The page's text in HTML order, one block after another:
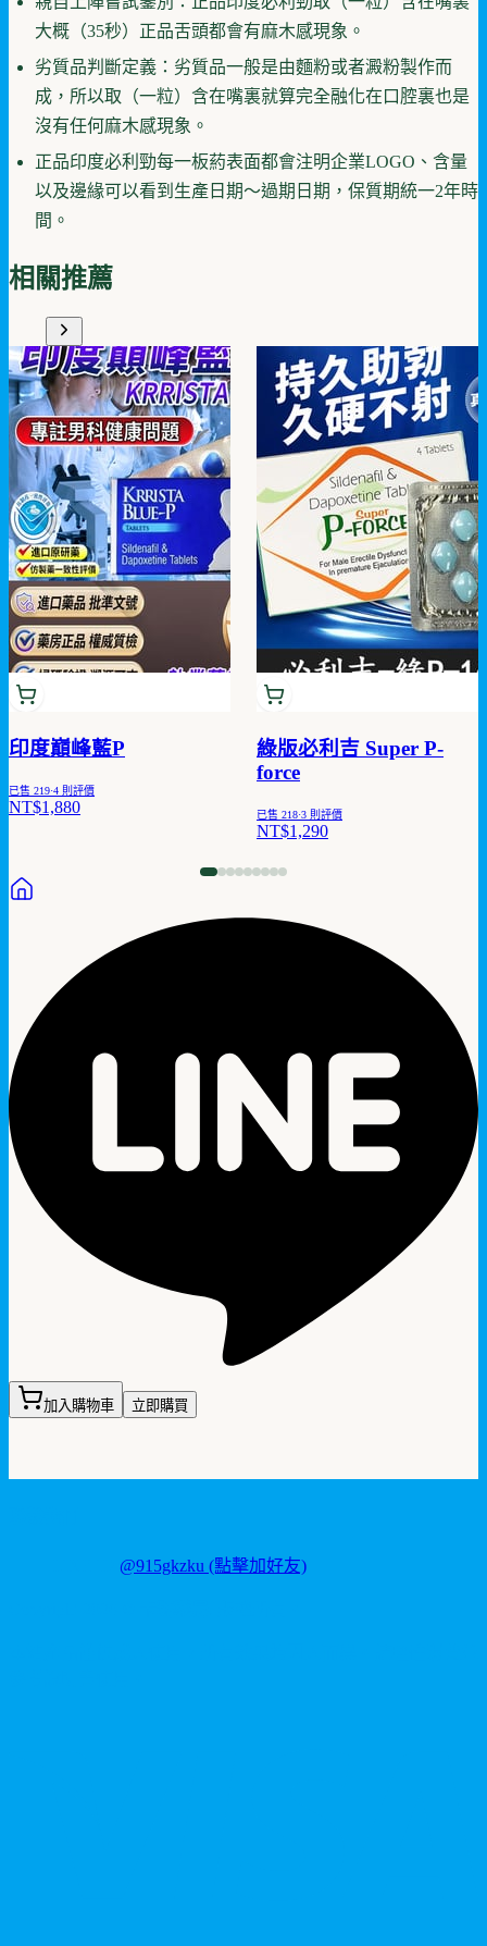
大概（35秒）正品舌頭都會有麻木感現象。
劣質品判斷定義：劣質品一般是由麵粉或者澱粉製作而
成，所以取（一粒）含在嘴裏就算完全融化在口腔裏也是
沒有任何麻木感現象。
正品印度必利勁每一板葯表面都會注明企業LOGO、含量
以及邊緣可以看到生產日期～過期日期，保質期統一2年時
間。
相關推薦
印度巔峰藍P
已售 219·4 則評價
NT$1,880
綠版必利吉 Super P-
force
已售 218·3 則評價
NT$1,290
加入購物車 立即購買
@915gkzku (點擊加好友)